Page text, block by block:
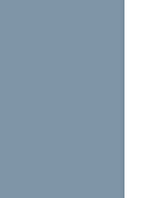
Budownictwo
wszystkie
Finanse i
Produkcja i